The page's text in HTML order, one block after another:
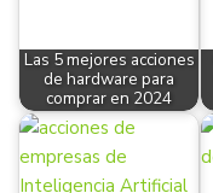
Las 5 mejores acciones
de hardware para
comprar en 2024